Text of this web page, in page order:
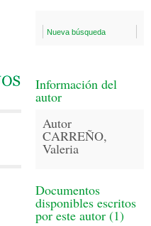
Nueva búsqueda
Información del
autor
Autor
CARREÑO,
Valeria
Documentos
disponibles escritos
por este autor (1)